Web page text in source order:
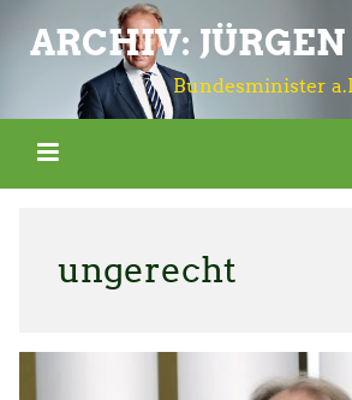
ARCHIV:
Bundesminister
ungerecht